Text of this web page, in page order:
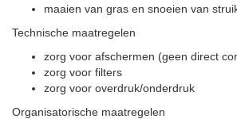
maaien van gras en snoeien van
Technische maatregelen
zorg voor afschermen (geen direct
zorg voor filters
zorg voor overdruk/onderdruk
Organisatorische maatregelen